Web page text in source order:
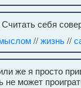
себя
//жизнь//
же я просто
может